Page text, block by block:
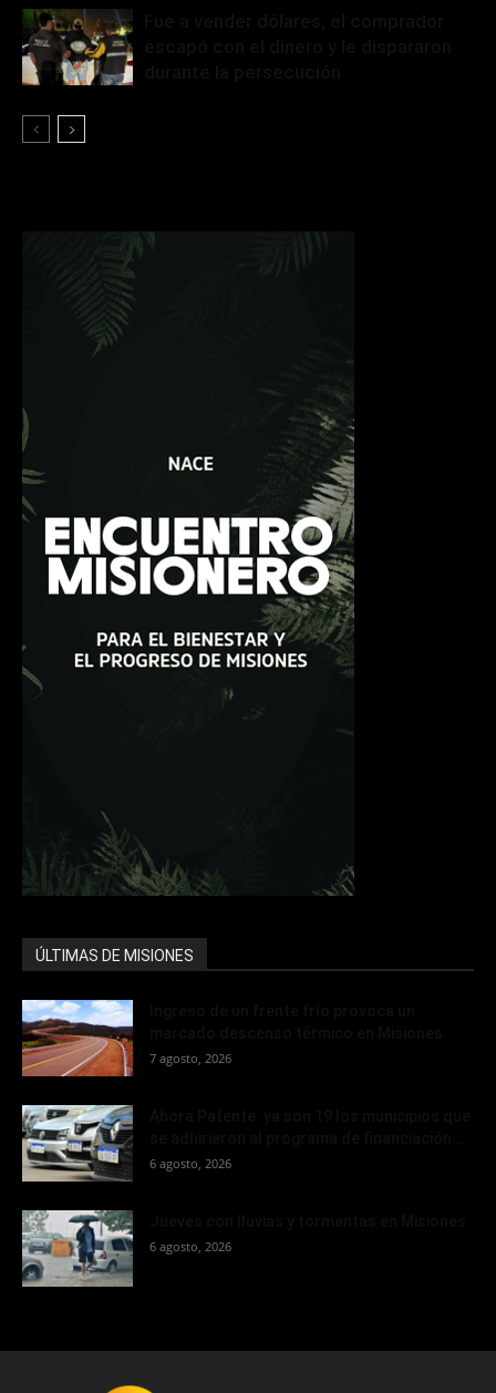
ÚLTIMAS DE MISIONES
7 agosto, 2026
6 agosto, 2026
6 agosto, 2026